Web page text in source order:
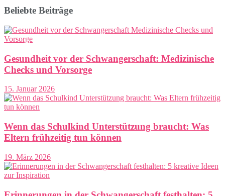
Beliebte Beiträge
Gesundheit vor der Schwangerschaft: Medizinische
Checks und Vorsorge
15. Januar 2026
Wenn das Schulkind Unterstützung braucht: Was
Eltern frühzeitig tun können
19. März 2026